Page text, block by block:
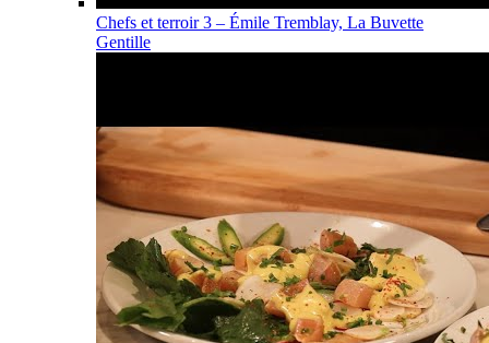
Chefs et terroir 3 – Émile Tremblay, La Buvette
Gentille